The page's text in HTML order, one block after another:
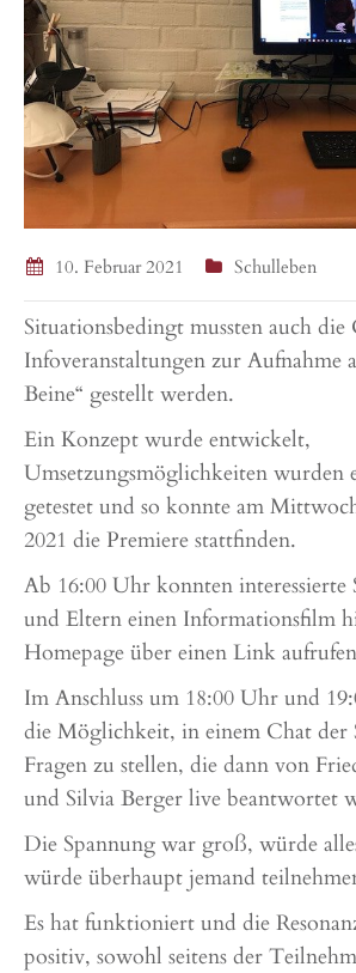
10. Februar 2021 Schulleben
Situationsbedingt mussten auch
Infoveranstaltungen zur Aufnahme
Beine“ gestellt werden.
Ein Konzept wurde entwickelt,
Umsetzungsmöglichkeiten wurden
getestet und so konnte am
2021 die Premiere stattfinden.
Ab 16:00 Uhr konnten interessierte
und Eltern einen Informationsfilm
Homepage über einen Link
Im Anschluss um 18:00 Uhr und
die Möglichkeit, in einem Chat der
Fragen zu stellen, die dann von
und Silvia Berger live beantwortet
Die Spannung war groß, würde
würde überhaupt jemand
Es hat funktioniert und die
positiv, sowohl seitens der